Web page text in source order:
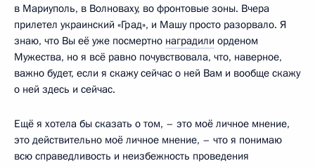
в Мариуполь, в Волноваху, во фронтовые зоны. Вчера
прилетел украинский «Град», и Машу просто разорвало. Я
знаю, что Вы её уже посмертно наградили орденом
Мужества, но я всё равно почувствовала, что, наверное,
важно будет, если я скажу сейчас о ней Вам и вообще скажу
о ней здесь и сейчас.
Ещё я хотела бы сказать о том, – это моё личное мнение,
это действительно моё личное мнение, – что я понимаю
всю справедливость и неизбежность проведения